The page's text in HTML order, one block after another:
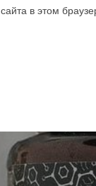
в этом